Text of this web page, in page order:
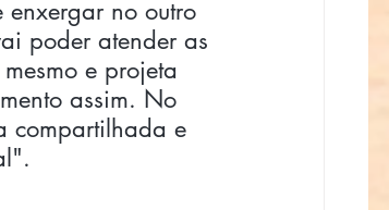
enxergar no outro
poder atender as
e projeta
assim. No
compartilhada e